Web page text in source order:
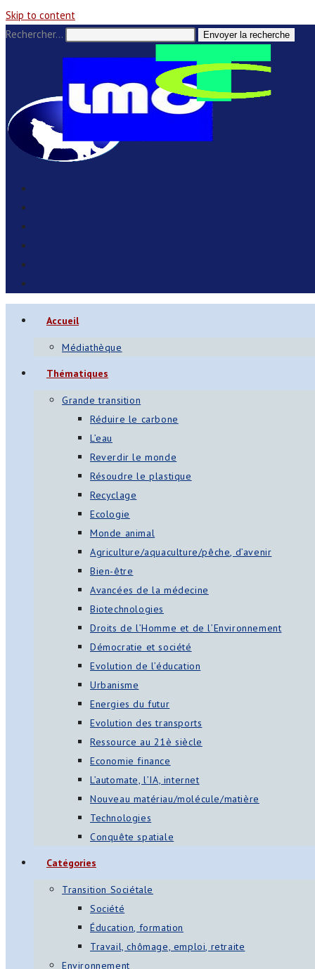
Skip to content
Rechercher…
Envoyer la recherche
Accueil
Médiathèque
Thématiques
Grande transition
Réduire le carbone
L’eau
Reverdir le monde
Résoudre le plastique
Recyclage
Ecologie
Monde animal
Agriculture/aquaculture/pêche, d’avenir
Bien-être
Avancées de la médecine
Biotechnologies
Droits de l’Homme et de l’Environnement
Démocratie et société
Evolution de l’éducation
Urbanisme
Energies du futur
Evolution des transports
Ressource au 21è siècle
Economie finance
L’automate, l’IA, internet
Nouveau matériau/molécule/matière
Technologies
Conquête spatiale
Catégories
Transition Sociétale
Société
Éducation, formation
Travail, chômage, emploi, retraite
Environnement